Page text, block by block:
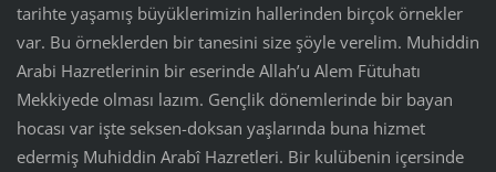
tarihte yaşamış büyüklerimizin hallerinden birçok örnekler
var. Bu örneklerden bir tanesini size şöyle verelim. Muhiddin
Arabi Hazretlerinin bir eserinde Allah’u Alem Fütuhatı
Mekkiyede olması lazım. Gençlik dönemlerinde bir bayan
hocası var işte seksen-doksan yaşlarında buna hizmet
edermiş Muhiddin Arabî Hazretleri. Bir kulübenin içersinde